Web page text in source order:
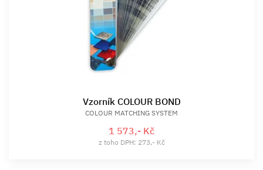
Vzorník COLOUR BOND
COLOUR MATCHING SYSTEM
1 573,- Kč
z toho DPH: 273,- Kč